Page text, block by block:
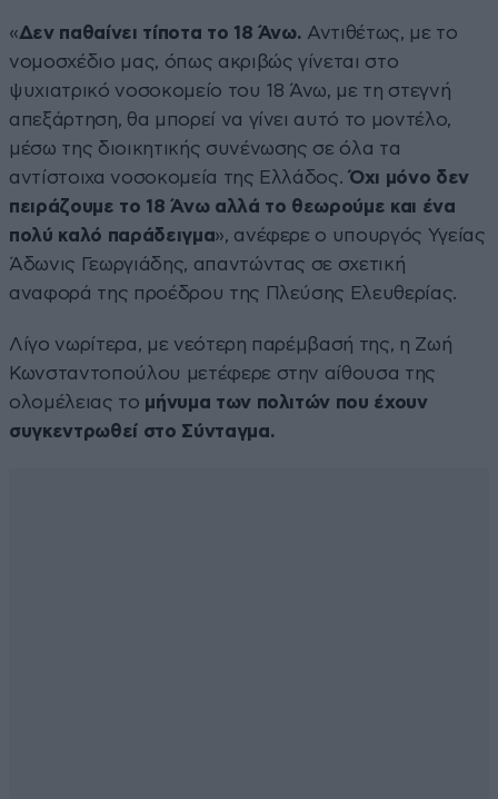
«Δεν παθαίνει τίποτα το 18 Άνω. Αντιθέτως, με το
νομοσχέδιο μας, όπως ακριβώς γίνεται στο
ψυχιατρικό νοσοκομείο του 18 Άνω, με τη στεγνή
απεξάρτηση, θα μπορεί να γίνει αυτό το μοντέλο,
μέσω της διοικητικής συνένωσης σε όλα τα
αντίστοιχα νοσοκομεία της Ελλάδος. Όχι μόνο δεν
πειράζουμε το 18 Άνω αλλά το θεωρούμε και ένα
πολύ καλό παράδειγμα», ανέφερε ο υπουργός Υγείας
Άδωνις Γεωργιάδης, απαντώντας σε σχετική
αναφορά της προέδρου της Πλεύσης Ελευθερίας.
Λίγο νωρίτερα, με νεότερη παρέμβασή της, η Ζωή
Κωνσταντοπούλου μετέφερε στην αίθουσα της
ολομέλειας το μήνυμα των πολιτών που έχουν
συγκεντρωθεί στο Σύνταγμα.